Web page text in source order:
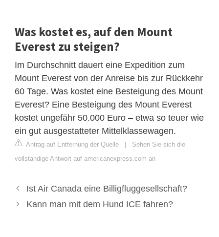
Was kostet es, auf den Mount
Everest zu steigen?
Im Durchschnitt dauert eine Expedition zum
Mount Everest von der Anreise bis zur Rückkehr
60 Tage. Was kostet eine Besteigung des Mount
Everest? Eine Besteigung des Mount Everest
kostet ungefähr 50.000 Euro – etwa so teuer wie
ein gut ausgestatteter Mittelklassewagen.
Antrag auf Entfernung der Quelle | Sehen Sie sich die
vollständige Antwort auf americanexpress.com an
Ist Air Canada eine Billigfluggesellschaft?
Kann man mit dem Hund ICE fahren?